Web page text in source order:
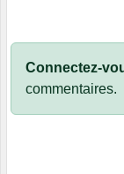
Connectez-
commentaires.